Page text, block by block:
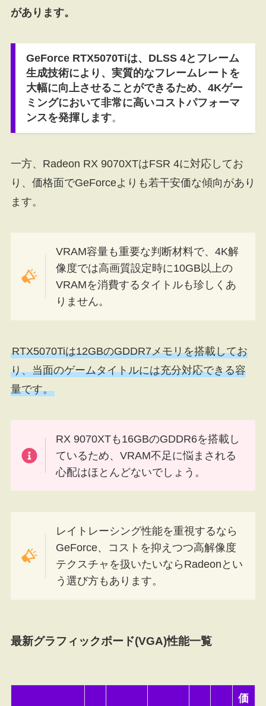
があります。
GeForce RTX5070Tiは、DLSS 4とフレーム
生成技術により、実質的なフレームレートを
大幅に向上させることができるため、4Kゲー
ミングにおいて非常に高いコストパフォーマ
ンスを発揮します。
一方、Radeon RX 9070XTはFSR 4に対応してお
り、価格面でGeForceよりも若干安価な傾向があり
ます。
VRAM容量も重要な判断材料で、4K解
像度では高画質設定時に10GB以上の
VRAMを消費するタイトルも珍しくあ
りません。
RTX5070Tiは12GBのGDDR7メモリを搭載してお
り、当面のゲームタイトルには充分対応できる容
量です。
RX 9070XTも16GBのGDDR6を搭載し
ているため、VRAM不足に悩まされる
心配はほとんどないでしょう。
レイトレーシング性能を重視するなら
GeForce、コストを抑えつつ高解像度
テクスチャを扱いたいならRadeonとい
う選び方もあります。
最新グラフィックボード(VGA)性能一覧
価